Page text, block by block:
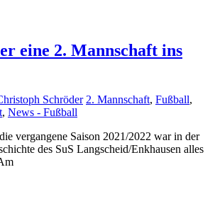
eine 2. Mannschaft ins
Schröder 2. Mannschaft, Fußball,
, News - Fußball
vergangene Saison 2021/2022 war in der
des SuS Langscheid/Enkhausen alles